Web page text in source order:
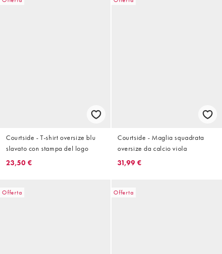
Courtside - T-shirt oversize blu
slavato con stampa del logo
23,50 €
Courtside - Maglia squadrata
oversize da calcio viola
31,99 €
Offerta Offerta